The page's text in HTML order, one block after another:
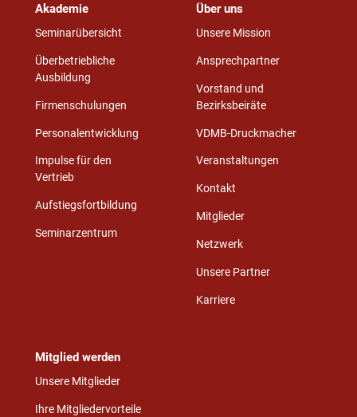
Akademie
Seminarübersicht
Überbetriebliche
Ausbildung
Firmenschulungen
Personalentwicklung
Impulse für den
Vertrieb
Aufstiegsfortbildung
Seminarzentrum
Über uns
Unsere Mission
Ansprechpartner
Vorstand und
Bezirksbeiräte
VDMB-Druckmacher
Veranstaltungen
Kontakt
Mitglieder
Netzwerk
Unsere Partner
Karriere
Mitglied werden
Unsere Mitglieder
Ihre Mitgliedervorteile